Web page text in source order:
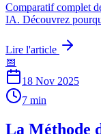
Comparatif complet
IA. Découvrez
Lire l'article
📅
18 Nov 2025
7 min
La Méthode